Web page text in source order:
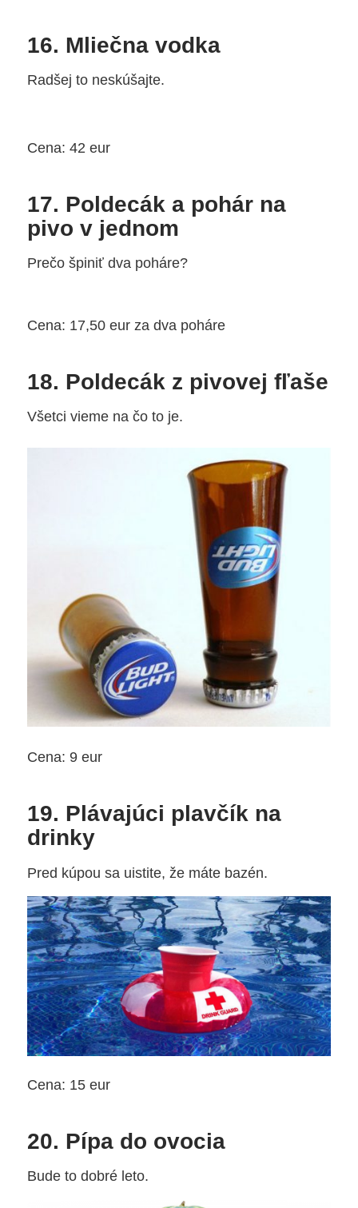
16. Mliečna vodka
Radšej to neskúšajte.
Cena: 42 eur
17. Poldecák a pohár na
pivo v jednom
Prečo špiniť dva poháre?
Cena: 17,50 eur za dva poháre
18. Poldecák z pivovej fľaše
Všetci vieme na čo to je.
Cena: 9 eur
19. Plávajúci plavčík na
drinky
Pred kúpou sa uistite, že máte bazén.
Cena: 15 eur
20. Pípa do ovocia
Bude to dobré leto.